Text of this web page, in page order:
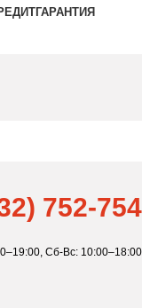
ГАРАНТИЯ
752-754
Сб-Вс: 10:00–18:00